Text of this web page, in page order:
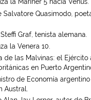
Salvatore Quasimodo,
Graf, tenista alemana.
la Venera 10.
de las Malvinas: el Ejército
en Puerto
de Economía
Austral.